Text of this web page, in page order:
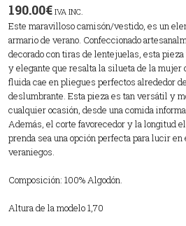
190.00€ IVA INC.
Este maravilloso camisón/vestido, es un
armario de verano. Confeccionado
decorado con tiras de lentejuelas, esta
y elegante que resalta la silueta de la mujer
fluida cae en pliegues perfectos alrededor
deslumbrante. Esta pieza es tan versátil y
cualquier ocasión, desde una comida
Además, el corte favorecedor y la longitud
prenda sea una opción perfecta para lucir
veraniegos.
Composición: 100% Algodón.
Altura de la modelo 1,70